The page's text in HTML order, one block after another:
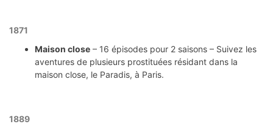
1871
Maison close – 16 épisodes pour 2 saisons – Suivez les
aventures de plusieurs prostituées résidant dans la
maison close, le Paradis, à Paris.
1889